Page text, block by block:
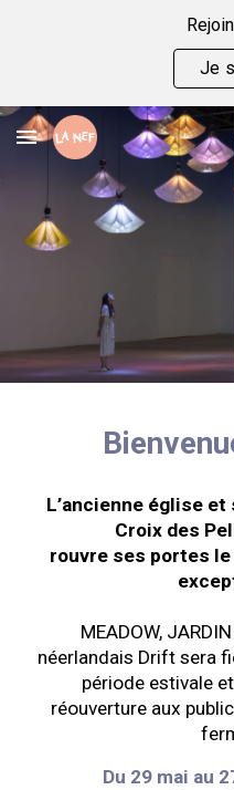
Je
L’ancienne église
Croix des
rouvre ses portes
MEADOW,
néerlandais Drift sera
période estivale
réouverture aux
Du 29 mai au